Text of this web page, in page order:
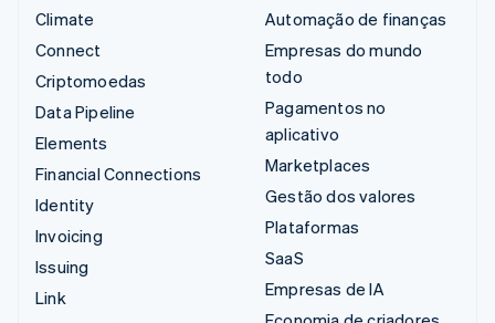
Climate
Connect
Criptomoedas
Data Pipeline
Elements
Financial Connections
Identity
Invoicing
Issuing
Link
Automação de finanças
Empresas do mundo
todo
Pagamentos no
aplicativo
Marketplaces
Gestão dos valores
Plataformas
SaaS
Empresas de IA